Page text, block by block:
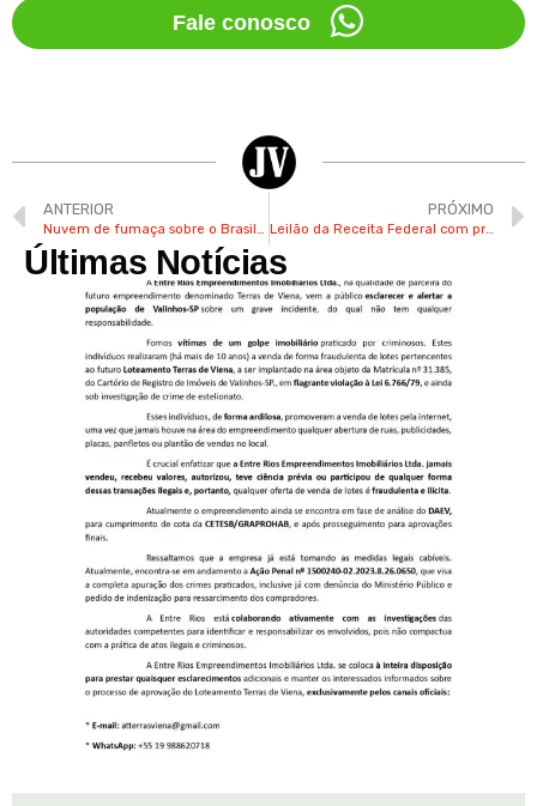
Fale conosco
ANTERIOR
Nuvem de fumaça sobre o Brasil pode ser vista por satélite da Nasa
PRÓXIMO
Leilão da Receita Federal com produtos apreendidos ou abandonados começa nesta 5ª
Últimas Notícias